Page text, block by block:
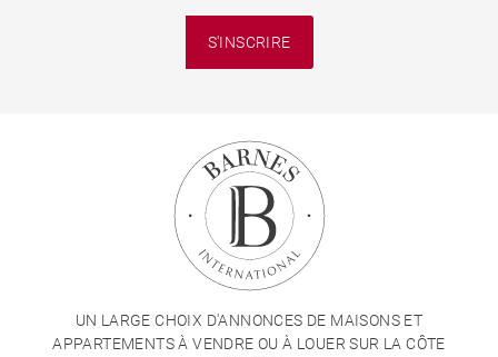
S'INSCRIRE
UN LARGE CHOIX D'ANNONCES DE MAISONS ET
APPARTEMENTS À VENDRE OU À LOUER SUR LA CÔTE